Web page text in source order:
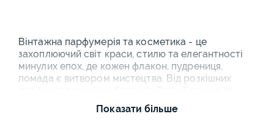
Вінтажна парфумерія та косметика - це
захоплюючий світ краси, стилю та елегантності
минулих епох, де кожен флакон, пудрениця,
помада є витвором мистецтва. Від розкішних
радянської парфумерії з характерним дизайном,
від арт-деко флаконів 1920-х до модерністської
Показати більше